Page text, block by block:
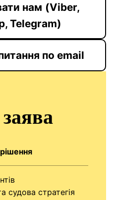
нам (Viber,
Telegram)
по email
судова стратегія